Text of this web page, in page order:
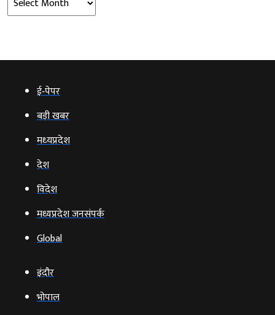
ई‑पेपर
बड़ी खबर
मध्‍यप्रदेश
देश
विदेश
मध्यप्रदेश जनसंपर्क
Global
इंदौर
भोपाल